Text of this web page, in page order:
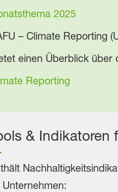
2025
– Climate Reporting
einen Überblick über
Reporting
& Indikatoren
Unternehmen: